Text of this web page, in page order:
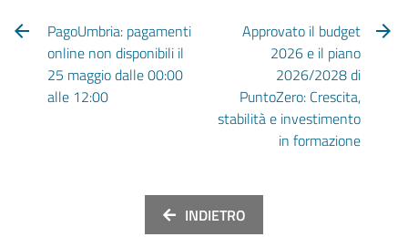
PagoUmbria: pagamenti
online non disponibili il
25 maggio dalle 00:00
alle 12:00
Approvato il budget
2026 e il piano
2026/2028 di
PuntoZero: Crescita,
stabilità e investimento
in formazione
INDIETRO